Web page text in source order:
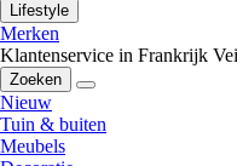
Lifestyle
Merken
Klantenservice in Frankrijk
Zoeken
Nieuw
Tuin & buiten
Meubels